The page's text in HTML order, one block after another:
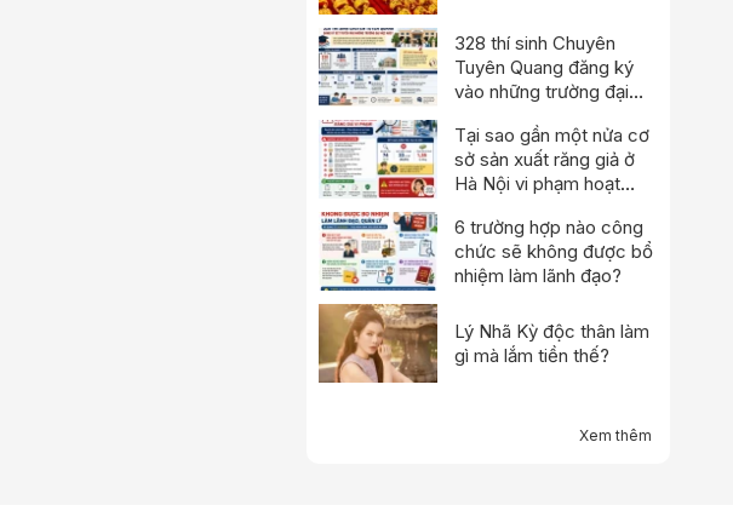
328 thí sinh Chuyên
Tuyên Quang đăng ký
vào những trường đại
Tại sao gần một nửa cơ
sở sản xuất răng giả ở
Hà Nội vi phạm hoạt
6 trường hợp nào công
chức sẽ không được bổ
nhiệm làm lãnh đạo?
Lý Nhã Kỳ độc thân làm
gì mà lắm tiền thế?
Xem thêm